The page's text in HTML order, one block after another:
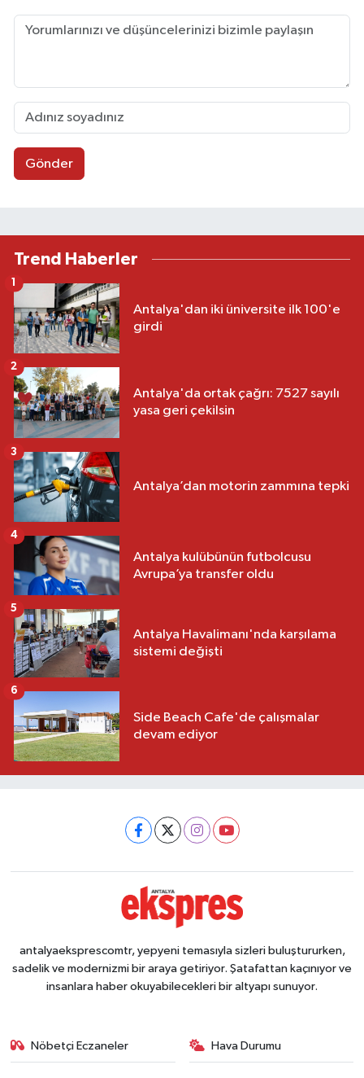
Gönder
Trend Haberler
Antalya'dan iki üniversite ilk 100'e
girdi
Antalya'da ortak çağrı: 7527 sayılı
yasa geri çekilsin
2
Antalya’dan motorin zammına tepki
3
Antalya kulübünün futbolcusu
Avrupa’ya transfer oldu
4
Antalya Havalimanı'nda karşılama
sistemi değişti
5
Side Beach Cafe'de çalışmalar
devam ediyor
6
antalyaeksprescomtr, yepyeni temasıyla sizleri buluştururken,
sadelik ve modernizmi bir araya getiriyor. Şatafattan kaçınıyor ve
insanlara haber okuyabilecekleri bir altyapı sunuyor.
Nöbetçi Eczaneler Hava Durumu